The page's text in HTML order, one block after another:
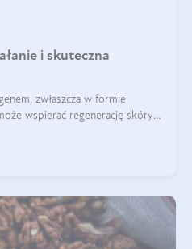
i skuteczna
zwłaszcza w formie
wspierać regenerację skóry i